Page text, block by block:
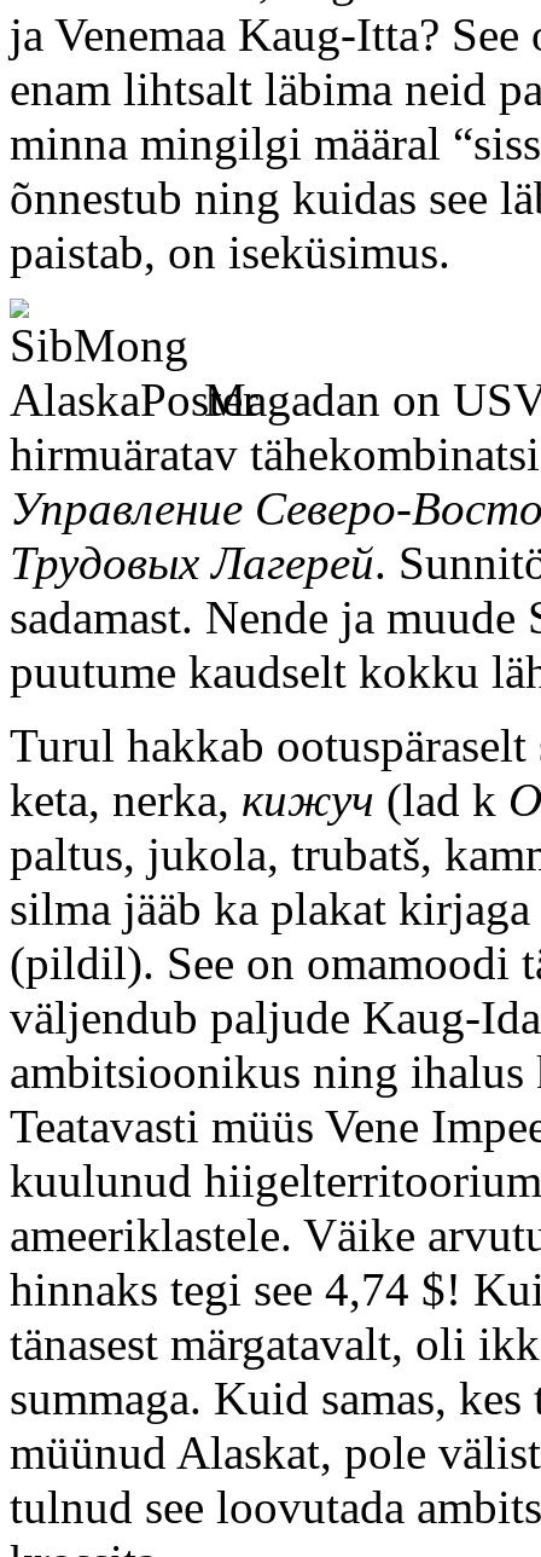
ja Venemaa Kaug-Itta?
enam lihtsalt läbima neid
minna mingilgi määral
õnnestub ning kuidas see
paistab, on iseküsimus.
Magadan on
hirmuäratav
Управление Северо-
Трудовых Лагерей.
sadamast. Nende ja muude
puutume kaudselt kokku
Turul hakkab
keta, nerka, кижуч (lad k
paltus, jukola, trubatš,
silma jääb ka plakat kirjaga
(pildil). See on omamoodi
väljendub paljude Kaug-
ambitsioonikus ning ihalus
Teatavasti müüs Vene
kuulunud
ameeriklastele. Väike
hinnaks tegi see 4,74 $!
tänasest märgatavalt, oli
summaga. Kuid samas,
müünud Alaskat, pole
tulnud see loovutada